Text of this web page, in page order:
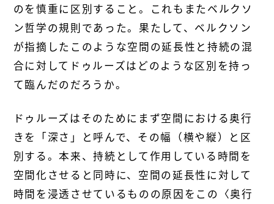
のを慎重に区別すること。これもまたベルクソ
ン哲学の規則であった。果たして、ベルクソン
が指摘したこのような空間の延長性と持続の混
合に対してドゥルーズはどのような区別を持っ
て臨んだのだろうか。
ドゥルーズはそのためにまず空間における奥行
きを「深さ」と呼んで、その幅（横や縦）と区
別する。本来、持続として作用している時間を
空間化させると同時に、空間の延長性に対して
時間を浸透させているものの原因をこの〈奥行